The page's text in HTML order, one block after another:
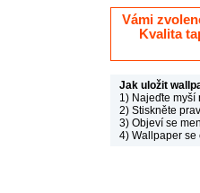
Vámi
Kvalita
Jak uložit
1) Najeďte myší
2) Stiskněte
3) Objeví se
4) Wallpaper se